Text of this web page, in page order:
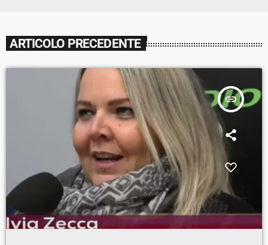
ARTICOLO PRECEDENTE
insert_link